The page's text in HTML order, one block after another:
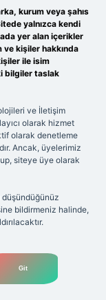
kurum veya şahıs
yalnızca kendi
yer alan içerikler
kişiler hakkında
ile isim
bilgiler taslak
ve İletişim
olarak hizmet
olarak denetleme
Ancak, üyelerimiz
siteye üye olarak
düşündüğünüz
bildirmeniz halinde,